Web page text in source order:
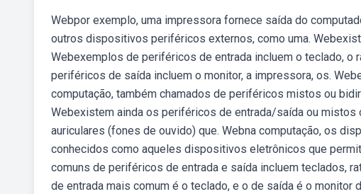
Webpor exemplo, uma impressora fornece saída do
outros dispositivos periféricos externos, como uma.
Webexemplos de periféricos de entrada incluem o teclado, o
periféricos de saída incluem o monitor, a impressora, os.
computação, também chamados de periféricos mistos ou
Webexistem ainda os periféricos de entrada/saída ou
auriculares (fones de ouvido) que. Webna computação, os
conhecidos como aqueles dispositivos eletrônicos que
comuns de periféricos de entrada e saída incluem teclados,
de entrada mais comum é o teclado, e o de saída é o monitor